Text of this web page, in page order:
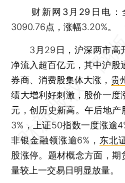
财新网3月29日电：
3090.76点，涨幅3.20%。
3月29日，沪深两市高
净流入超百亿元，其中沪股
券商、消费股集体大涨， 贵
绩大增利好刺激，股价一度
元，创历史新高。午后地产
3%，上证50指数一度涨逾
非银金融领涨逾6%， 东北
股涨停。题材概念方面，
量较上一交易日明显放量。